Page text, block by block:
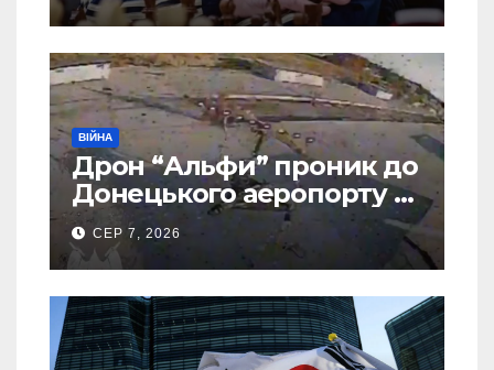
ВІЙНА
Дрон “Альфи” проник до
Донецького аеропорту та
спалив “Шахед” ще до
запуску
СЕР 7, 2026